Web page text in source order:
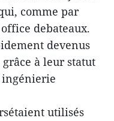
comme par
debateaux.
devenus
à leur statut
ingénierie
utilisés